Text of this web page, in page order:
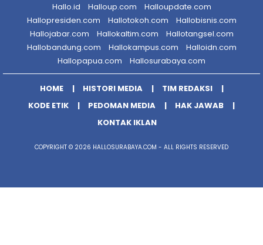
Hallo.id
Halloup.com
Halloupdate.com
Hallopresiden.com
Hallotokoh.com
Hallobisnis.com
Hallojabar.com
Hallokaltim.com
Hallotangsel.com
Hallobandung.com
Hallokampus.com
Halloidn.com
Hallopapua.com
Hallosurabaya.com
HOME HISTORI MEDIA
TIM REDAKSI
KODE ETIK
PEDOMAN MEDIA
HAK JAWAB
KONTAK IKLAN
COPYRIGHT © 2026 HALLOSURABAYA.COM - ALL RIGHTS RESERVED